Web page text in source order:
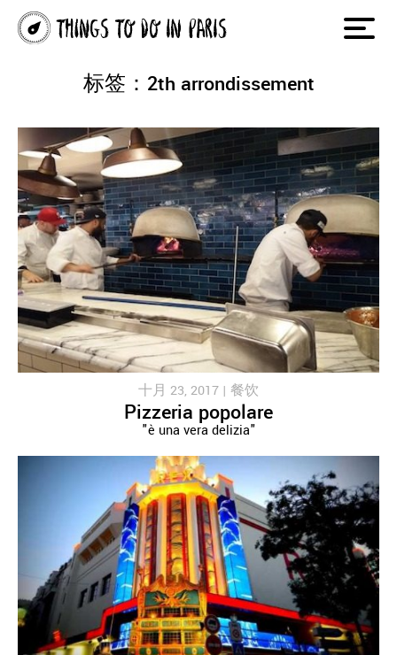
标签：2th arrondissement
十月 23, 2017 | 餐饮
Pizzeria popolare
"è una vera delizia"